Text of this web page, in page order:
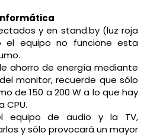
y en stand.by (luz roja
el equipo no funcione esta
ahorro de energía mediante
monitor, recuerde que sólo
de 150 a 200 W a lo que hay
CPU.
equipo de audio y la TV,
y sólo provocará un mayor